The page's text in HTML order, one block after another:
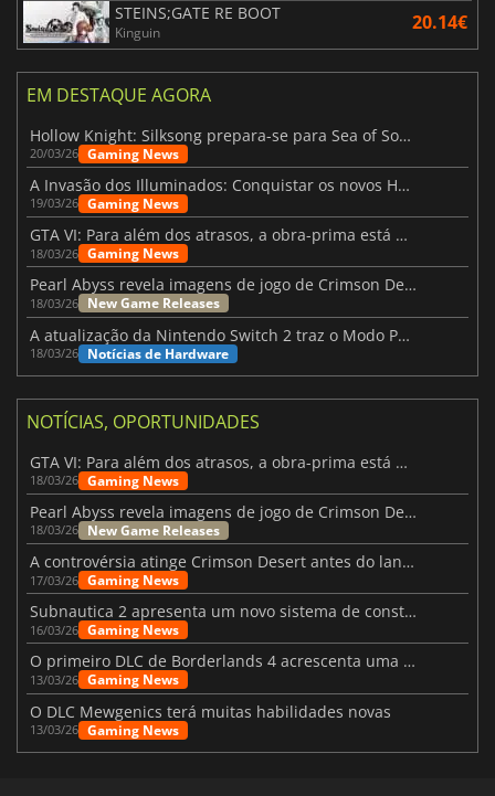
STEINS;GATE RE BOOT
Kinguin 20.14€
EM DESTAQUE AGORA
Hollow Knight: Silksong prepara-se para Sea of Sorrow com um patch
20/03/26 Gaming News
A Invasão dos Illuminados: Conquistar os novos Helldivers 2 Atualização!
19/03/26 Gaming News
GTA VI: Para além dos atrasos, a obra-prima está quase a chegar
18/03/26 Gaming News
Pearl Abyss revela imagens de jogo de Crimson Desert para a PS5
18/03/26 New Game Releases
A atualização da Nintendo Switch 2 traz o Modo Portátil aos jogos mais antigos da Switch
18/03/26 Notícias de Hardware
NOTÍCIAS, OPORTUNIDADES
GTA VI: Para além dos atrasos, a obra-prima está quase a chegar
18/03/26 Gaming News
Pearl Abyss revela imagens de jogo de Crimson Desert para a PS5
18/03/26 New Game Releases
A controvérsia atinge Crimson Desert antes do lançamento
17/03/26 Gaming News
Subnautica 2 apresenta um novo sistema de construção de bases
16/03/26 Gaming News
O primeiro DLC de Borderlands 4 acrescenta uma nova personagem e muito mais
13/03/26 Gaming News
O DLC Mewgenics terá muitas habilidades novas
13/03/26 Gaming News